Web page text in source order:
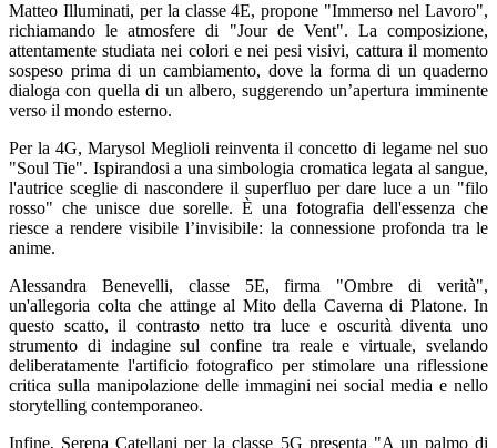
Matteo Illuminati, per la classe 4E, propone "Immerso nel Lavoro",
richiamando le atmosfere di "Jour de Vent". La composizione,
attentamente studiata nei colori e nei pesi visivi, cattura il momento
sospeso prima di un cambiamento, dove la forma di un quaderno
dialoga con quella di un albero, suggerendo un’apertura imminente
verso il mondo esterno.
Per la 4G, Marysol Meglioli reinventa il concetto di legame nel suo
"Soul Tie". Ispirandosi a una simbologia cromatica legata al sangue,
l'autrice sceglie di nascondere il superfluo per dare luce a un "filo
rosso" che unisce due sorelle. È una fotografia dell'essenza che
riesce a rendere visibile l’invisibile: la connessione profonda tra le
anime.
Alessandra Benevelli, classe 5E, firma "Ombre di verità",
un'allegoria colta che attinge al Mito della Caverna di Platone. In
questo scatto, il contrasto netto tra luce e oscurità diventa uno
strumento di indagine sul confine tra reale e virtuale, svelando
deliberatamente l'artificio fotografico per stimolare una riflessione
critica sulla manipolazione delle immagini nei social media e nello
storytelling contemporaneo.
Infine, Serena Catellani per la classe 5G presenta "A un palmo di